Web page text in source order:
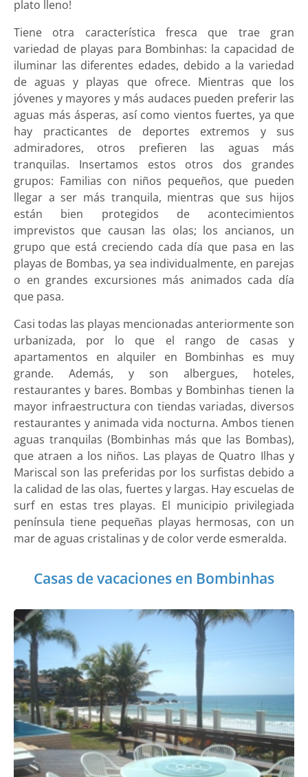
plato lleno!
Tiene otra característica fresca que trae gran
variedad de playas para Bombinhas: la capacidad de
iluminar las diferentes edades, debido a la variedad
de aguas y playas que ofrece. Mientras que los
jóvenes y mayores y más audaces pueden preferir las
aguas más ásperas, así como vientos fuertes, ya que
hay practicantes de deportes extremos y sus
admiradores, otros prefieren las aguas más
tranquilas. Insertamos estos otros dos grandes
grupos: Familias con niños pequeños, que pueden
llegar a ser más tranquila, mientras que sus hijos
están bien protegidos de acontecimientos
imprevistos que causan las olas; los ancianos, un
grupo que está creciendo cada día que pasa en las
playas de Bombas, ya sea individualmente, en parejas
o en grandes excursiones más animados cada día
que pasa.
Casi todas las playas mencionadas anteriormente son
urbanizada, por lo que el rango de casas y
apartamentos en alquiler en Bombinhas es muy
grande. Además, y son albergues, hoteles,
restaurantes y bares. Bombas y Bombinhas tienen la
mayor infraestructura con tiendas variadas, diversos
restaurantes y animada vida nocturna. Ambos tienen
aguas tranquilas (Bombinhas más que las Bombas),
que atraen a los niños. Las playas de Quatro Ilhas y
Mariscal son las preferidas por los surfistas debido a
la calidad de las olas, fuertes y largas. Hay escuelas de
surf en estas tres playas. El municipio privilegiada
península tiene pequeñas playas hermosas, con un
mar de aguas cristalinas y de color verde esmeralda.
Casas de vacaciones en Bombinhas